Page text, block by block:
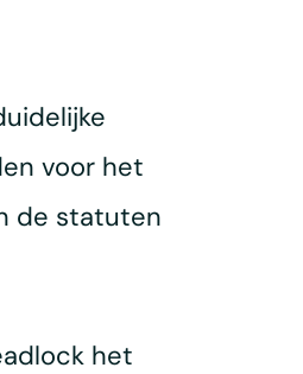
voor het
de statuten
het